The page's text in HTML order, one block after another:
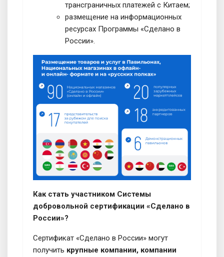
трансграничных платежей с Китаем;
размещение на информационных
ресурсах Программы «Сделано в
России».
Как стать участником Системы
добровольной сертификации «Сделано в
России»?
Сертификат «Сделано в России» могут
получить крупные компании, компании